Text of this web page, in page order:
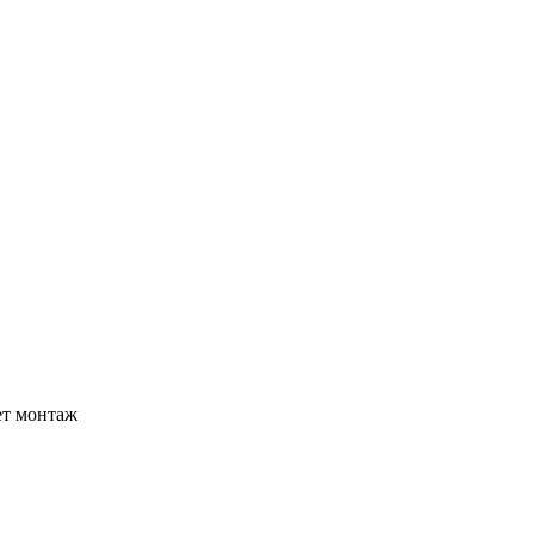
монтаж